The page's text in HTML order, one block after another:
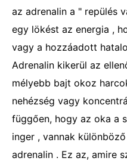
az adrenalin a " repülés
egy lökést az energia ,
vagy a hozzáadott
Adrenalin kikerül az
mélyebb bajt okoz
nehézség vagy
függően, hogy az oka a
inger , vannak
adrenalin . Ez az, amire